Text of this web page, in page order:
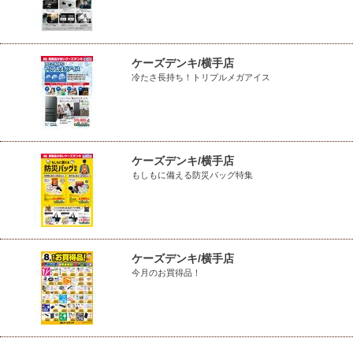
ケーズデンキ/横手店
冷たさ長持ち！トリプルメガアイス
ケーズデンキ/横手店
もしもに備える防災バッグ特集
ケーズデンキ/横手店
今月のお買得品！